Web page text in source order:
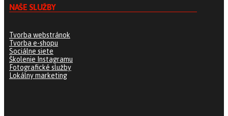
NAŠE SLUŽBY
Tvorba webstránok
Tvorba e-shopu
Sociálne siete
Školenie Instagramu
Fotografické služby
Lokálny marketing